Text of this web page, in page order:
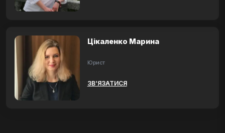
Цікаленко Марина
Юрист
ЗВ’ЯЗАТИСЯ